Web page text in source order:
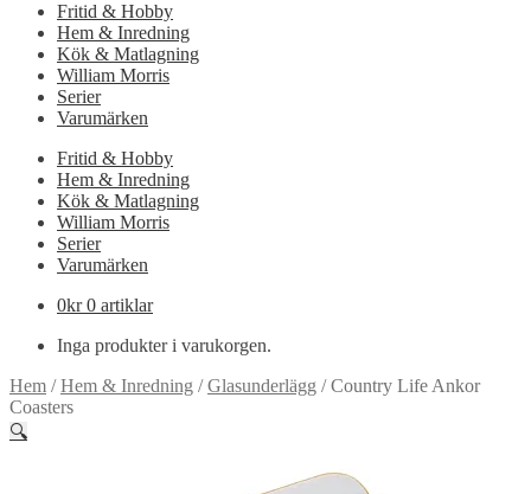
Fritid & Hobby
Hem & Inredning
Kök & Matlagning
William Morris
Serier
Varumärken
Fritid & Hobby
Hem & Inredning
Kök & Matlagning
William Morris
Serier
Varumärken
0kr 0 artiklar
Inga produkter i varukorgen.
Hem /Hem & Inredning /Glasunderlägg /Country Life Ankor
Coasters
🔍